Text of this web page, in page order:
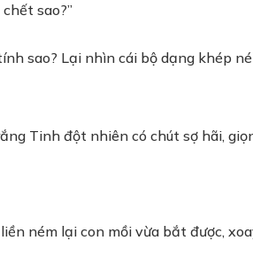
sao?”
sao? Lại nhìn cái bộ dạng khép
Tinh đột nhiên có chút sợ hãi,
ném lại con mồi vừa bắt được,